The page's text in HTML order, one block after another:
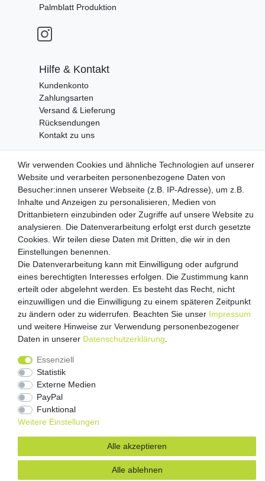
Palmblatt Produktion
Hilfe & Kontakt
Kundenkonto
Zahlungsarten
Versand & Lieferung
Rücksendungen
Kontakt zu uns
Zahlungsanbieter
Versandpartner
Impressum Daten­schutz­erklärung
Wir verwenden Cookies und ähnliche Technologien auf unserer
Website und verarbeiten personenbezogene Daten von
Besucher:innen unserer Webseite (z.B. IP-Adresse), um z.B.
Inhalte und Anzeigen zu personalisieren, Medien von
Drittanbietern einzubinden oder Zugriffe auf unsere Website zu
analysieren. Die Datenverarbeitung erfolgt erst durch gesetzte
Cookies. Wir teilen diese Daten mit Dritten, die wir in den
Einstellungen benennen.
Die Datenverarbeitung kann mit Einwilligung oder aufgrund
eines berechtigten Interesses erfolgen. Die Zustimmung kann
erteilt oder abgelehnt werden. Es besteht das Recht, nicht
einzuwilligen und die Einwilligung zu einem späteren Zeitpunkt
zu ändern oder zu widerrufen. Beachten Sie unser Impressum
und weitere Hinweise zur Verwendung personenbezogener
Daten in unserer Daten­schutz­erklärung
Essenziell
Statistik
Externe Medien
PayPal
Funktional
Weitere Einstellungen
Alle akzeptieren
Alle ablehnen